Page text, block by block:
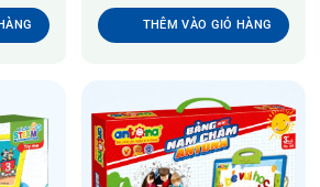
THÊM VÀO GIỎ HÀNG